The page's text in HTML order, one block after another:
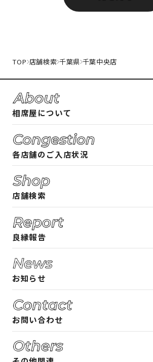
TOP 店舗検索 千葉県 千葉中央店
相席屋について
料金システム
フード・ドリンクメニュー
相席屋ガイド 女性編
相席屋ガイド 男性編
ご入店時のルール
よくある質問
各店舗のご入店状況
店舗検索
良縁報告
お知らせ
お問い合わせ
お客様の声 募集中